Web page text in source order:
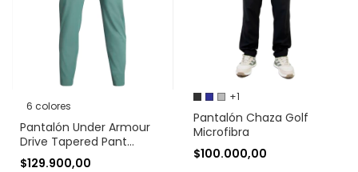
6 colores
Pantalón Under Armour
Drive Tapered Pant
1364410
$129.900,00
+1
Pantalón Chaza Golf
Microfibra
$100.000,00